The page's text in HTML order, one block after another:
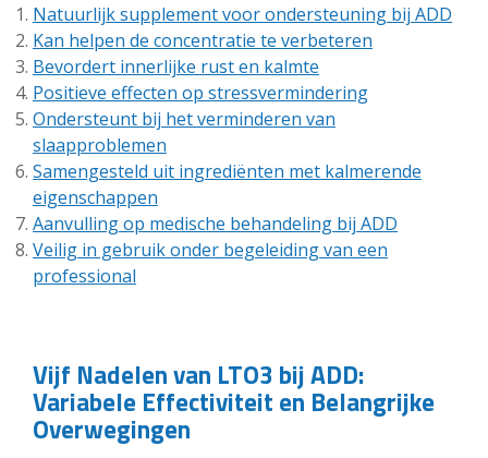
Natuurlijk supplement voor ondersteuning bij ADD
Kan helpen de concentratie te verbeteren
Bevordert innerlijke rust en kalmte
Positieve effecten op stressvermindering
Ondersteunt bij het verminderen van
slaapproblemen
Samengesteld uit ingrediënten met kalmerende
eigenschappen
Aanvulling op medische behandeling bij ADD
Veilig in gebruik onder begeleiding van een
professional
Vijf Nadelen van LTO3 bij ADD:
Variabele Effectiviteit en Belangrijke
Overwegingen